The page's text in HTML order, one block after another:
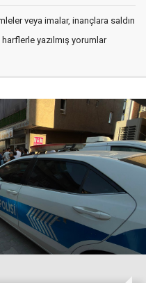
veya imalar, inançlara saldırı
yazılmış yorumlar